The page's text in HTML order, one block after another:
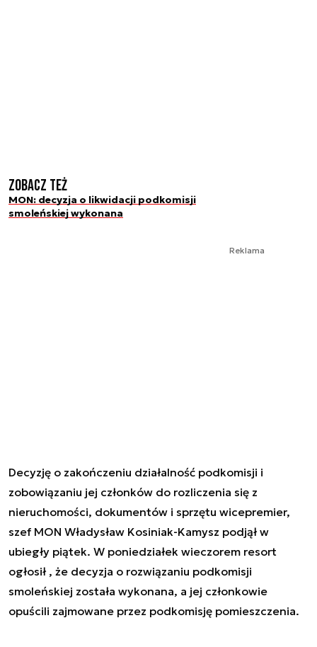
Zobacz też
MON: decyzja o likwidacji podkomisji
smoleńskiej wykonana
Reklama
Decyzję o zakończeniu działalność podkomisji i
zobowiązaniu jej członków do rozliczenia się z
nieruchomości, dokumentów i sprzętu wicepremier,
szef MON Władysław Kosiniak-Kamysz podjął w
ubiegły piątek. W poniedziałek wieczorem resort
ogłosił , że decyzja o rozwiązaniu podkomisji
smoleńskiej została wykonana, a jej członkowie
opuścili zajmowane przez podkomisję pomieszczenia.